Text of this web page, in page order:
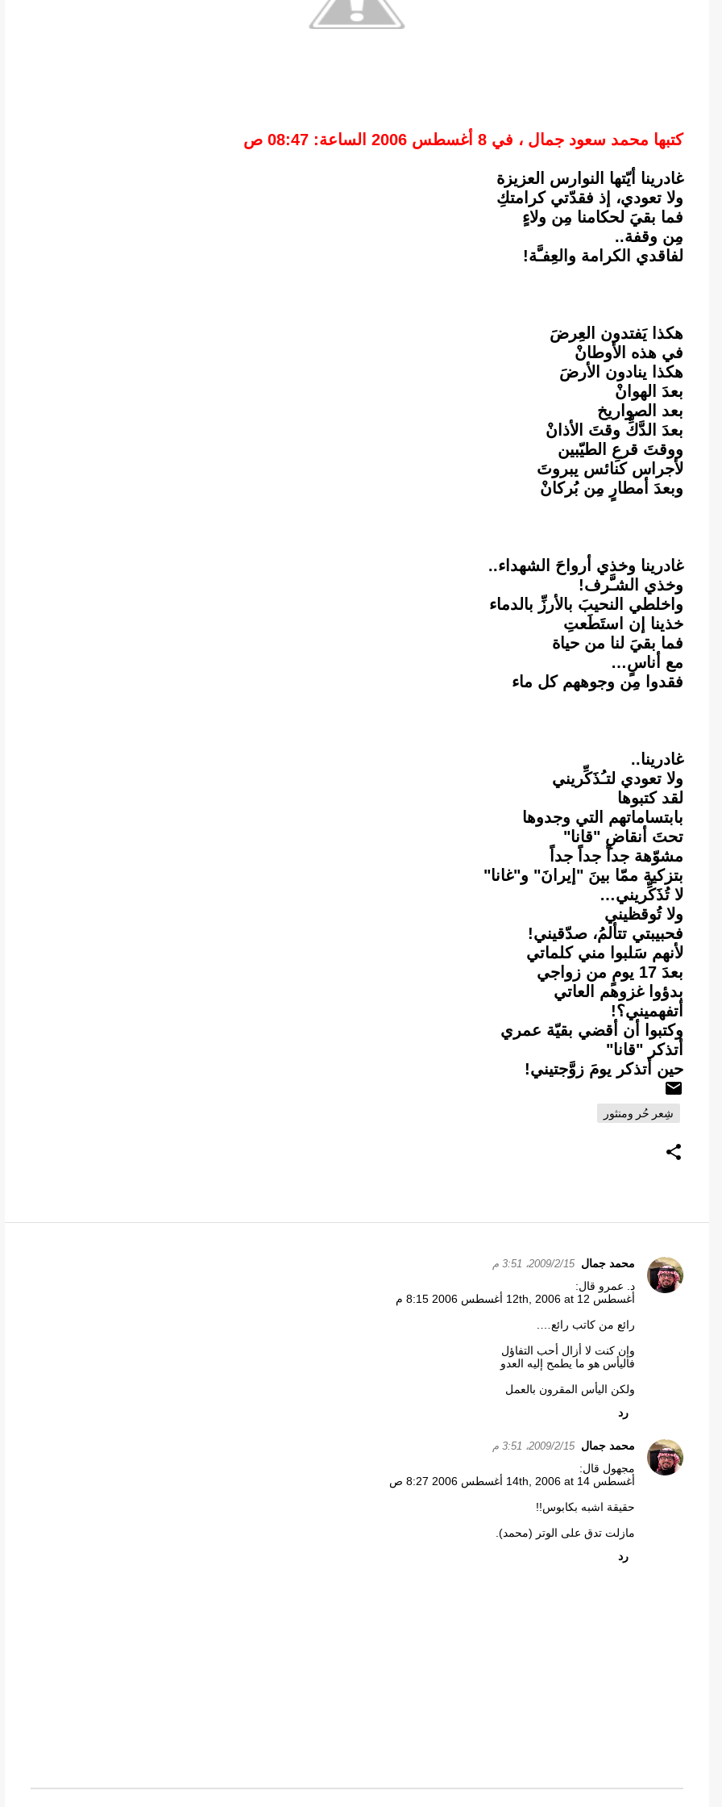
كتبها محمد سعود جمال ، في 8 أغسطس 2006 الساعة: 08:47 ص
غادرينا أيّتها النوارس العزيزة
ولا تعودي، إذ فقدّتي كرامتكِ
فما بقيَ لحكامنا مِن ولاءٍ
مِن وقفة..
لفاقدي الكرامة والعِفـَّة!
هكذا يَفتدون العِرضَ
في هذه الأوطانْ
هكذا ينادون الأرضَ
بعدَ الهوانْ
بعد الصواريخ
بعدَ الدَّكِّ وقتَ الأذانْ
ووقتَ قرعِ الطيّبين
لأجراس كنائس يبروتَ
وبعدَ أمطارٍ مِن بُركانْ
غادرينا وخذي أرواحَ الشهداء..
وخذي الشـَّرف!
واخلطي النحيبَ بالأرزِّ بالدماء
خذينا إن استَطَعتِ
فما بقيَ لنا من حياة
مع أناسٍ…
فقدوا مِن وجوههم كل ماء
غادرينا..
ولا تعودي لتـُذَكِّريني
لقد كتبوها
بابتساماتهم التي وجدوها
تحتَ أنقاضِ "قانا"
مشوّهة جداً جداً جداً
بتزكية ممّا بينَ "إيرانَ" و"غانا"
لا تُذَكِّريني…
ولا تُوقظيني
فحبيبتي تتألمُ، صدّقيني!
لأنهم سَلبوا مني كلماتي
بعدَ 17 يومٍ من زواجي
بدؤوا غزوهم العاتي
أتفهميني؟!
وكتبوا أن أقضي بقيّة عمري
أتذكر "قانا"
حين أتذكر يومَ زوَّجتيني!
شِعر حُر ومنثور
ت
ع
محمد جمال 15‏/2‏/2009، 3:51 م
د. عمرو قال:
أغسطس 12th, 2006 at 12 أغسطس 2006 8:15 م
رائع من كاتب رائع….
وإن كنت لا أزال أحب التفاؤل
فاليأس هو ما يطمح إليه العدو
ولكن اليأس المقرون بالعمل
رد
محمد جمال 15‏/2‏/2009، 3:51 م
مجهول قال:
أغسطس 14th, 2006 at 14 أغسطس 2006 8:27 ص
حقيقة اشبه بكابوس!!
مازلت تدق على الوتر (محمد).
رد